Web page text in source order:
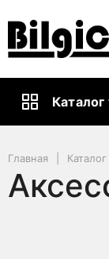
Каталог
Главная Каталог